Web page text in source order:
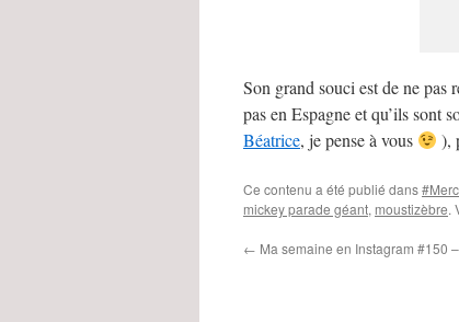
Son grand souci est de ne pas
pas en Espagne et qu’ils sont
Béatrice, je pense à vous ),
Ce contenu a été publié dans
mickey parade géant, moustizèbre.
← Ma semaine en Instagram #150